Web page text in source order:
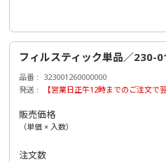
フィルスティック単品／230-
品番
323001260000000
発送
【営業日正午12時までのご注文で
販売価格
（単価 × 入数）
注文数